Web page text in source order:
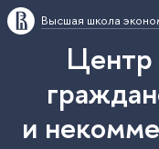
Высшая школа
Центр
и